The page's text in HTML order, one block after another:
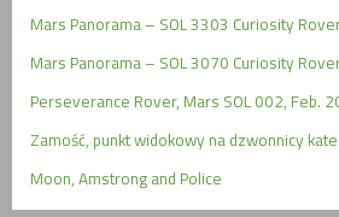
Mars Panorama – SOL 3303 Curiosity
Mars Panorama – SOL 3070 Curiosity
Perseverance Rover, Mars SOL 002, Feb.
Zamość, punkt widokowy na dzwonnicy
Moon, Amstrong and Police